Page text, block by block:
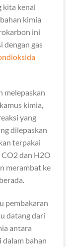
kita kenal
kimia
ini
dengan gas
melepaskan
kimia,
yang
dilepaskan
terpakai
dan H2O
merambat ke
pembakaran
datang dari
antara
dalam bahan